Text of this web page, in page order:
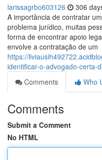
larissagrbo603126 306
A importância de contratar
problema jurídico, muitas
forma de encontrar apoio
envolve a contratação de um
https://
identificar-o-advogado-certa-
Comments
Who
Comments
Submit a Comment
No HTML